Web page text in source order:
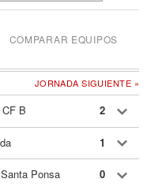
COMPARAR EQUIPOS
JORNADA SIGUIENTE »
B 2
1
Ponsa 0